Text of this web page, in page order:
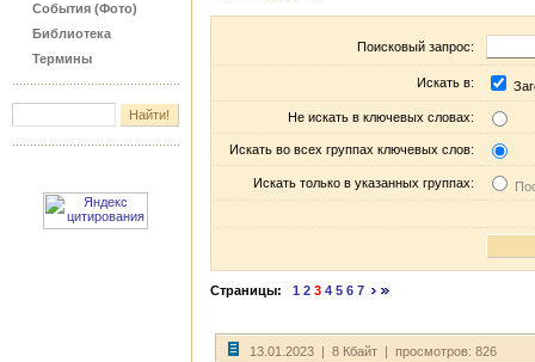
События (Фото)
Библиотека
Термины
Поисковый запрос:
Искать в:
Не искать в ключевых словах:
Искать во всех группах ключевых слов:
Искать только в указанных группах:
Страницы: 1 2 3 4 5 6 7
13.01.2023 | 8 Кбайт | просмотров: 826